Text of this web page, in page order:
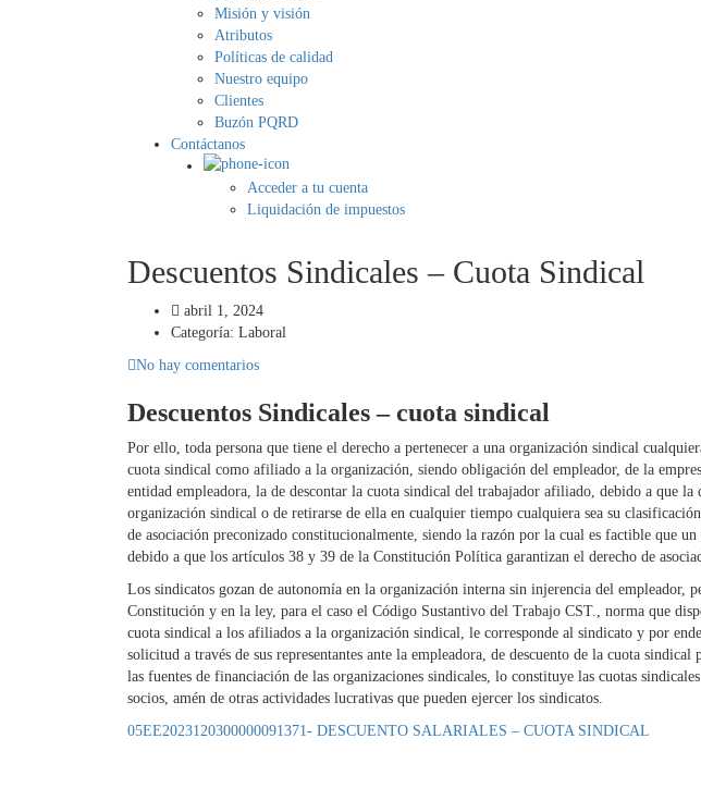
Misión y visión
Atributos
Políticas de calidad
Nuestro equipo
Clientes
Buzón PQRD
Contáctanos
Acceder a tu cuenta
Liquidación de impuestos
Descuentos Sindicales – Cuota Sindical
abril 1, 2024
Categoría: Laboral
No hay comentarios
Descuentos Sindicales – cuota sindical
Por ello, toda persona que tiene el derecho a pertenecer a una organización sindical
cuota sindical como afiliado a la organización, siendo obligación del empleador, de la
entidad empleadora, la de descontar la cuota sindical del trabajador afiliado, debido a que
organización sindical o de retirarse de ella en cualquier tiempo cualquiera sea su
de asociación preconizado constitucionalmente, siendo la razón por la cual es factible que
debido a que los artículos 38 y 39 de la Constitución Política garantizan el derecho de
Los sindicatos gozan de autonomía en la organización interna sin injerencia del empleador,
Constitución y en la ley, para el caso el Código Sustantivo del Trabajo CST., norma que
cuota sindical a los afiliados a la organización sindical, le corresponde al sindicato y por
solicitud a través de sus representantes ante la empleadora, de descuento de la cuota
las fuentes de financiación de las organizaciones sindicales, lo constituye las cuotas
socios, amén de otras actividades lucrativas que pueden ejercer los sindicatos.
05EE2023120300000091371- DESCUENTO SALARIALES – CUOTA SINDICAL